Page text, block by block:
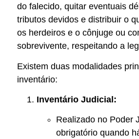
do falecido, quitar eventuais
tributos devidos e distribuir o
os herdeiros e o cônjuge ou
sobrevivente, respeitando a
Existem duas modalidades
inventário:
Inventário Judicial:
Realizado no Poder
obrigatório quando